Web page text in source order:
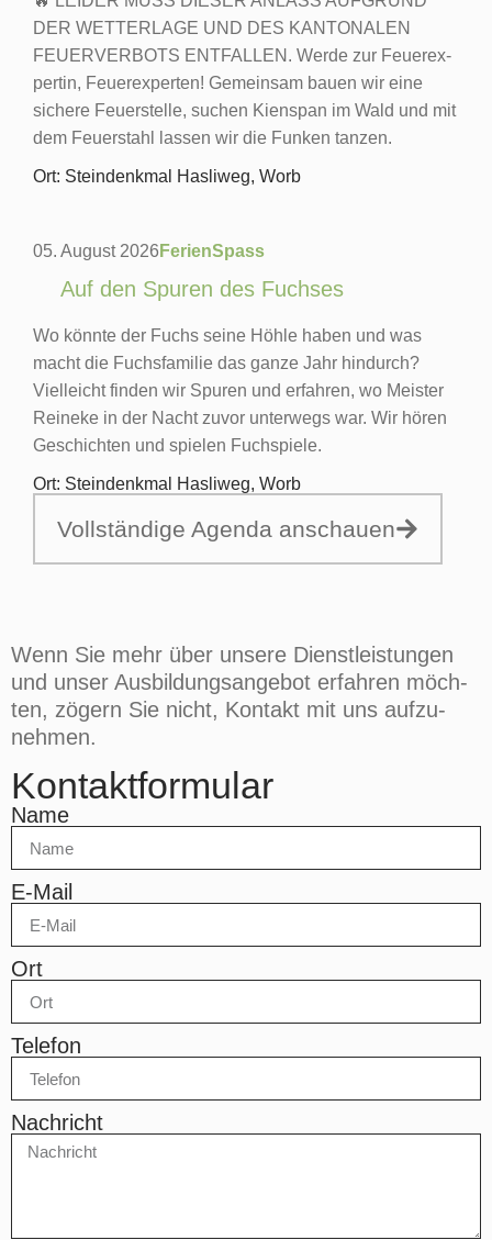
DER WETTERLAGE UND DES KANTONALEN
FEUERVERBOTS ENTFALLEN. Wer­de zur Feu­er­ex­
per­tin, Feu­er­ex­per­ten! Gemein­sam bau­en wir eine
siche­re Feu­er­stel­le, suchen Kien­span im Wald und mit
dem Feu­er­stahl las­sen wir die Fun­ken tan­zen.
Ort: Steindenkmal Hasliweg, Worb
05. August 2026 Feri­en­Spass
Auf den Spuren des Fuchses
Wo könn­te der Fuchs sei­ne Höh­le haben und was
macht die Fuchs­fa­mi­lie das gan­ze Jahr hin­durch?
Viel­leicht fin­den wir Spu­ren und erfah­ren, wo Mei­ster
Rei­ne­ke in der Nacht zuvor unter­wegs war. Wir hören
Geschich­ten und spie­len Fuch­spie­le.
Ort: Steindenkmal Hasliweg, Worb
Voll­stän­di­ge Agen­da anschau­en
Wenn Sie mehr über unse­re Dienst­lei­stun­gen
und unser Aus­bil­dungs­an­ge­bot erfah­ren möch­
ten, zögern Sie nicht, Kon­takt mit uns auf­zu­
neh­men.
Kontaktformular
Name
E‑Mail
Ort
Tele­fon
Nach­richt